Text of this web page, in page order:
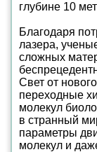
глубине 10
Благодаря
лазера,
сложных
Свет от
переходные
молекул
в странный
параметры
молекул и